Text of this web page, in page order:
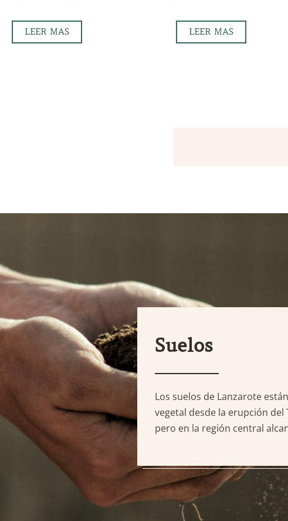
LEER MAS LEER MAS
Suelos
Los suelos de Lanzarote
vegetal desde la erupción del
pero en la región central